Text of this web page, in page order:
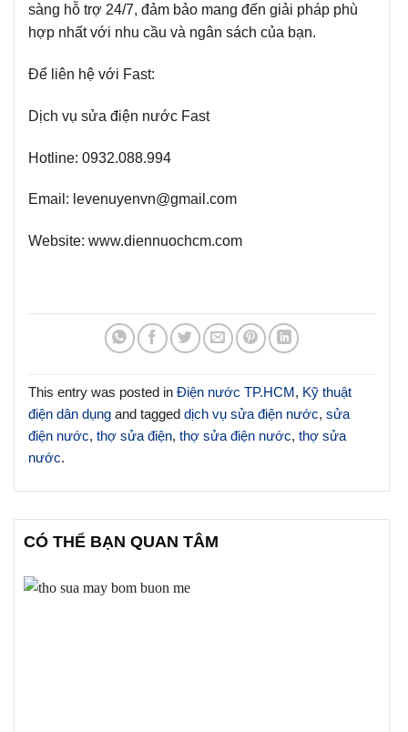
sàng hỗ trợ 24/7, đảm bảo mang đến giải pháp phù
hợp nhất với nhu cầu và ngân sách của bạn.
Để liên hệ với Fast:
Dịch vụ sửa điện nước Fast
Hotline: 0932.088.994
Email: levenuyenvn@gmail.com
Website: www.diennuochcm.com
This entry was posted in Điện nước TP.HCM, Kỹ thuật
điện dân dụng and tagged dịch vụ sửa điện nước, sửa
điện nước, thợ sửa điện, thợ sửa điện nước, thợ sửa
nước.
CÓ THỂ BẠN QUAN TÂM